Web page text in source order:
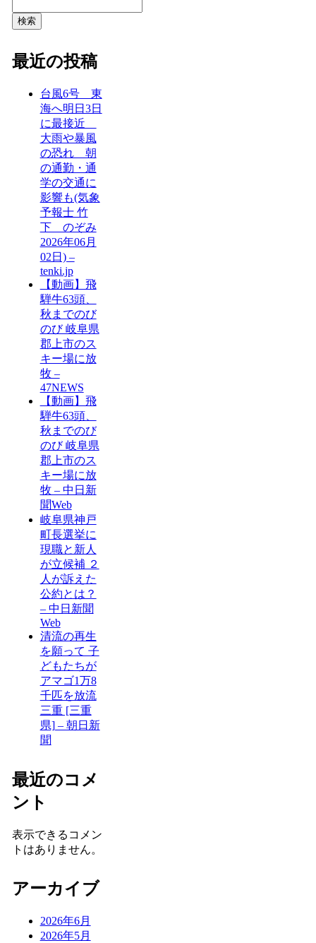
検索
最近の投稿
台風6号 東
海へ明日3日
に最接近
大雨や暴風
の恐れ 朝
の通勤・通
学の交通に
影響も(気象
予報士 竹
下 のぞみ
2026年06月
02日) –
tenki.jp
【動画】飛
騨牛63頭、
秋までのび
のび 岐阜県
郡上市のス
キー場に放
牧 –
47NEWS
【動画】飛
騨牛63頭、
秋までのび
のび 岐阜県
郡上市のス
キー場に放
牧 – 中日新
聞Web
岐阜県神戸
町長選挙に
現職と新人
が立候補 ２
人が訴えた
公約とは？
– 中日新聞
Web
清流の再生
を願って 子
どもたちが
アマゴ1万8
千匹を放流
三重 [三重
県] – 朝日新
聞
最近のコメ
ント
表示できるコメン
トはありません。
アーカイブ
2026年6月
2026年5月